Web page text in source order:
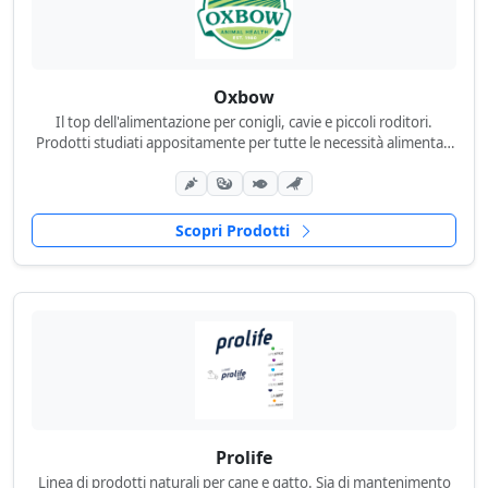
Oxbow
Il top dell'alimentazione per conigli, cavie e piccoli roditori.
Prodotti studiati appositamente per tutte le necessità alimentari
Scopri Prodotti
Prolife
Linea di prodotti naturali per cane e gatto. Sia di mantenimento